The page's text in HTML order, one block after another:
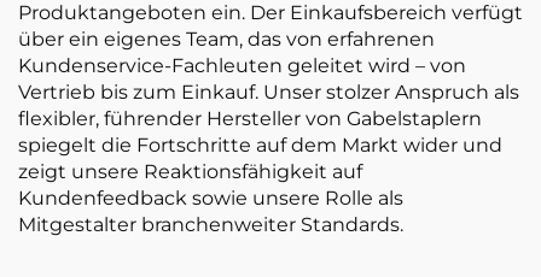
Produktangeboten ein. Der Einkaufsbereich verfügt
über ein eigenes Team, das von erfahrenen
Kundenservice-Fachleuten geleitet wird – von
Vertrieb bis zum Einkauf. Unser stolzer Anspruch als
flexibler, führender Hersteller von Gabelstaplern
spiegelt die Fortschritte auf dem Markt wider und
zeigt unsere Reaktionsfähigkeit auf
Kundenfeedback sowie unsere Rolle als
Mitgestalter branchenweiter Standards.